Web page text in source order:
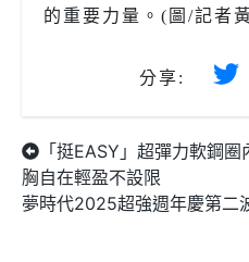
的重要力量。(圖/記者
分享:
「挺EASY」超彈力軟鋼
胸自在輕盈不設限
夢時代2025超強週年慶第二